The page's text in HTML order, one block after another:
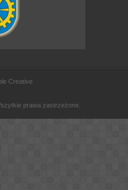
Creative
prawa zastrzeżone.